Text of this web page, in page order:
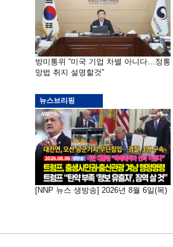
방미통위 “미국 기업 차별 아니다…정통
망법 취지 설명할것”
뉴스브리핑
[NNP 뉴스 생방송] 2026년 8월 6일(목)